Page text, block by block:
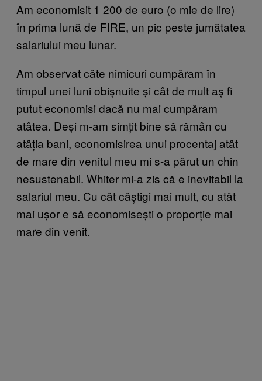
Am economisit 1 200 de euro (o mie de lire)
în prima lună de FIRE, un pic peste jumătatea
salariului meu lunar.
Am observat câte nimicuri cumpăram în
timpul unei luni obișnuite și cât de mult aș fi
putut economisi dacă nu mai cumpăram
atâtea. Deși m-am simțit bine să rămân cu
atâția bani, economisirea unui procentaj atât
de mare din venitul meu mi s-a părut un chin
nesustenabil. Whiter mi-a zis că e inevitabil la
salariul meu. Cu cât câștigi mai mult, cu atât
mai ușor e să economisești o proporție mai
mare din venit.